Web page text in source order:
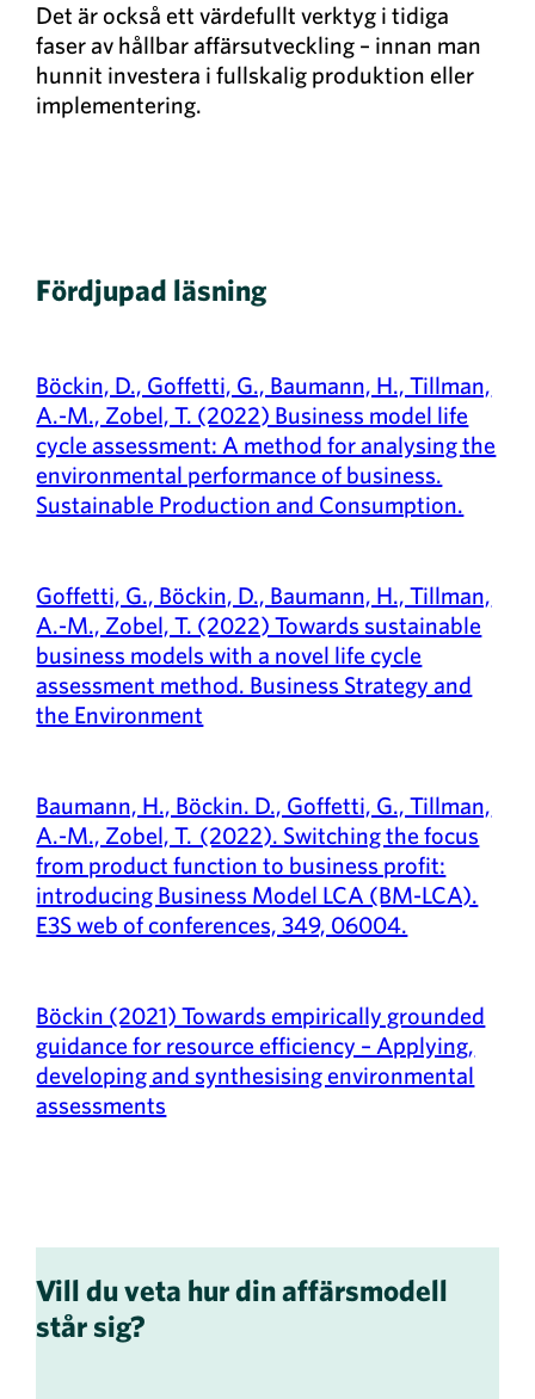
Det är också ett värdefullt verktyg i tidiga
faser av hållbar affärsutveckling – innan man
hunnit investera i fullskalig produktion eller
implementering.
Fördjupad läsning
Böckin, D., Goffetti, G., Baumann, H., Tillman,
A.-M., Zobel, T. (2022) Business model life
cycle assessment: A method for analysing the
environmental performance of business.
Sustainable Production and Consumption.
Goffetti, G., Böckin, D., Baumann, H., Tillman,
A.-M., Zobel, T. (2022) Towards sustainable
business models with a novel life cycle
assessment method. Business Strategy and
the Environment
Baumann, H., Böckin. D., Goffetti, G., Tillman,
A.-M., Zobel, T. (2022). Switching the focus
from product function to business profit:
introducing Business Model LCA (BM-LCA).
E3S web of conferences, 349, 06004.
Böckin (2021) Towards empirically grounded
guidance for resource efficiency – Applying,
developing and synthesising environmental
assessments
Vill du veta hur din affärsmodell
står sig?